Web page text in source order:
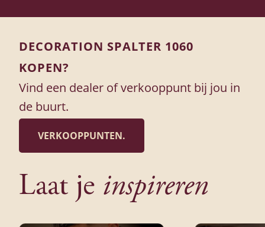
DECORATION SPALTER 1060
KOPEN?
Vind een dealer of verkooppunt bij jou in
de buurt.
VERKOOPPUNTEN.
Laat je inspireren